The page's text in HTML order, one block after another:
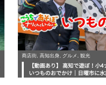
商店街, 高知出身, グルメ, 観光
【動画あり】 高知で遊ぼ！小
いつものおでかけ｜日曜市に